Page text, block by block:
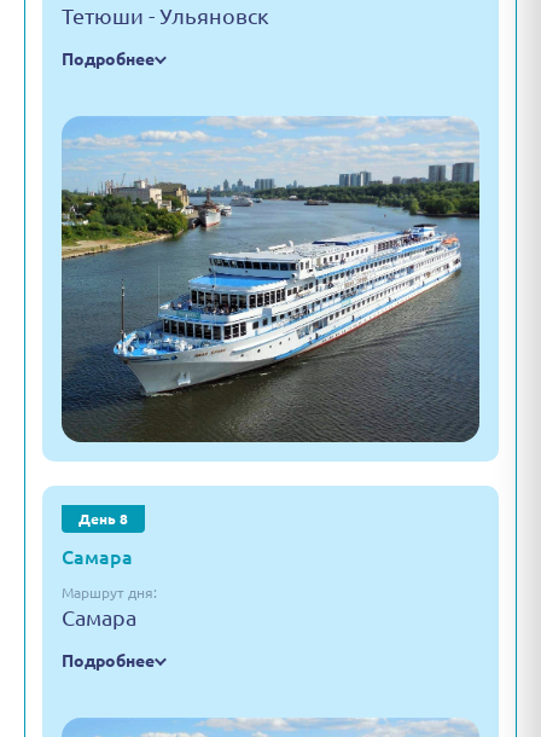
Тетюши - Ульяновск
Подробнее
День 8
Самара
Маршрут дня:
Самара
Подробнее